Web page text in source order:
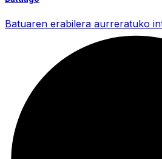
Batuaren erabilera aurreratuko